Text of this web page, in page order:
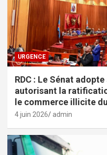
URGENCE
RDC : Le Sénat
autorisant la
le commerce illicite
4 juin 2026 admin